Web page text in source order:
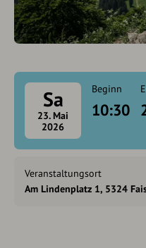
Sa
23. Mai
2026
Beginn
10:30
Veranstaltungsort
Am Lindenplatz 1, 5324